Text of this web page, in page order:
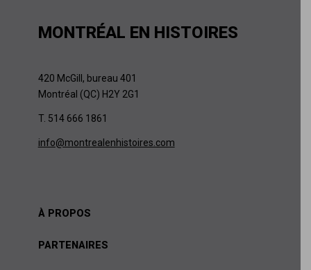
MONTRÉAL EN HISTOIRES
420 McGill, bureau 401
Montréal (QC) H2Y 2G1
T. 514 666 1861
info@montrealenhistoires.com
À PROPOS
PARTENAIRES